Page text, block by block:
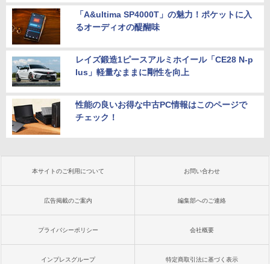
「A&ultima SP4000T」の魅力！ポケットに入
るオーディオの醍醐味
レイズ鍛造1ピースアルミホイール「CE28 N-p
lus」軽量なままに剛性を向上
性能の良いお得な中古PC情報はこのページで
チェック！
本サイトのご利用について お問い合わせ
広告掲載のご案内 編集部へのご連絡
プライバシーポリシー 会社概要
インプレスグループ 特定商取引法に基づく表示